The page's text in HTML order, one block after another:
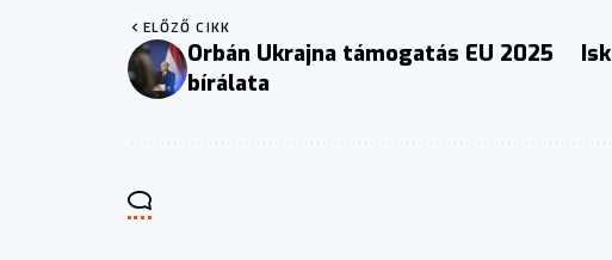
ELŐZŐ CIKK
Orbán Ukrajna támogatás EU 2025
bírálata